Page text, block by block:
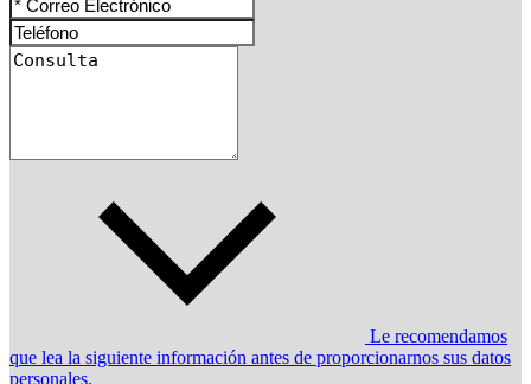
Le recomendamos
que lea la siguiente información antes de proporcionarnos sus datos
personales.